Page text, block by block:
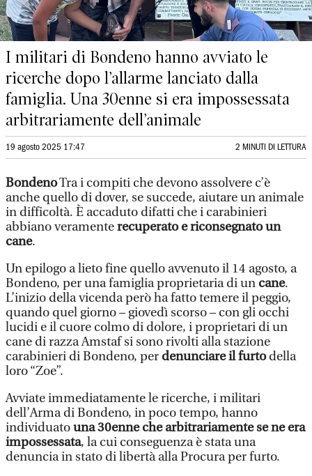
I militari di Bondeno hanno avviato le
ricerche dopo l’allarme lanciato dalla
famiglia. Una 30enne si era impossessata
arbitrariamente dell’animale
19 agosto 2025 17:47 2 MINUTI DI LETTURA
BondenoTra i compiti che devono assolvere c’è
anche quello di dover, se succede, aiutare un animale
in difficoltà. È accaduto difatti che i carabinieri
abbiano veramenterecuperato e riconsegnato un
cane.
Un epilogo a lieto fine quello avvenuto il 14 agosto, a
Bondeno, per una famiglia proprietaria di un cane.
L’inizio della vicenda però ha fatto temere il peggio,
quando quel giorno – giovedì scorso – con gli occhi
lucidi e il cuore colmo di dolore, i proprietari di un
cane di razza Amstaf si sono rivolti alla stazione
carabinieri di Bondeno, per denunciare il furtodella
loro “Zoe”.
Avviate immediatamente le ricerche, i militari
dell’Arma di Bondeno, in poco tempo, hanno
individuatouna 30enne che arbitrariamente se ne era
impossessata, la cui conseguenza è stata una
denuncia in stato di libertà alla Procura per furto.